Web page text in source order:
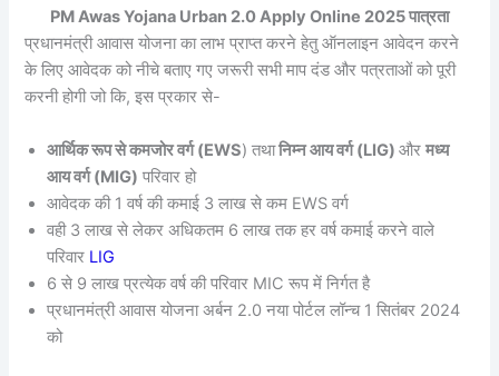
PM Awas Yojana Urban 2.0 Apply Online 2025 पात्रता
प्रधानमंत्री आवास योजना का लाभ प्राप्त करने हेतु ऑनलाइन आवेदन करने
के लिए आवेदक को नीचे बताए गए जरूरी सभी माप दंड और पत्रताओं को पूरी
करनी होगी जो कि, इस प्रकार से-
आर्थिक रूप से कमजोर वर्ग (EWS) तथानिम्न आय वर्ग (LIG)औरमध्य
आय वर्ग (MIG) परिवार हो
आवेदक की 1 वर्ष की कमाई 3 लाख से कम EWS वर्ग
वही 3 लाख से लेकर अधिकतम 6 लाख तक हर वर्ष कमाई करने वाले
परिवार LIG
6 से 9 लाख प्रत्येक वर्ष की परिवार MIC रूप में निर्गत है
प्रधानमंत्री आवास योजना अर्बन 2.0 नया पोर्टल लॉन्च 1 सितंबर 2024
को